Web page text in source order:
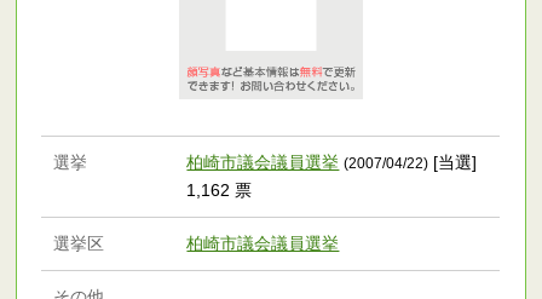
選挙 柏崎市議会議員選挙 (2007/04/22) [当選]
1,162 票
選挙区 柏崎市議会議員選挙